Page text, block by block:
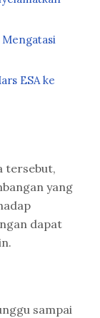
Mengatasi
ESA ke
tersebut,
yang
dapat
sampai